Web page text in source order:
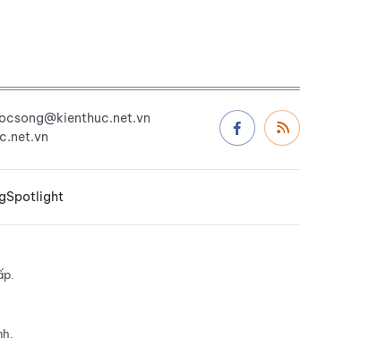
Spotlight